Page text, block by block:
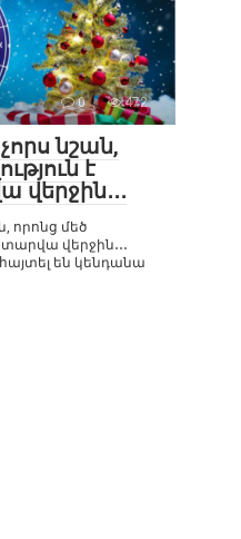
0 472
նշան,
է
որոնց մեծ
վերջին․․․
են կենդանա